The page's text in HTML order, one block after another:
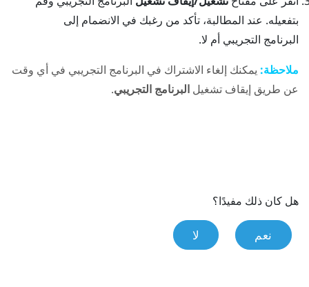
بتفعيله. عند المطالبة، تأكد من رغبك في الانضمام إلى
البرنامج التجريبي أم لا.
ملاحظة: يمكنك إلغاء الاشتراك في البرنامج التجريبي في أي وقت
عن طريق إيقاف تشغيل البرنامج التجريبي.
هل كان ذلك مفيدًا؟
نعم لا